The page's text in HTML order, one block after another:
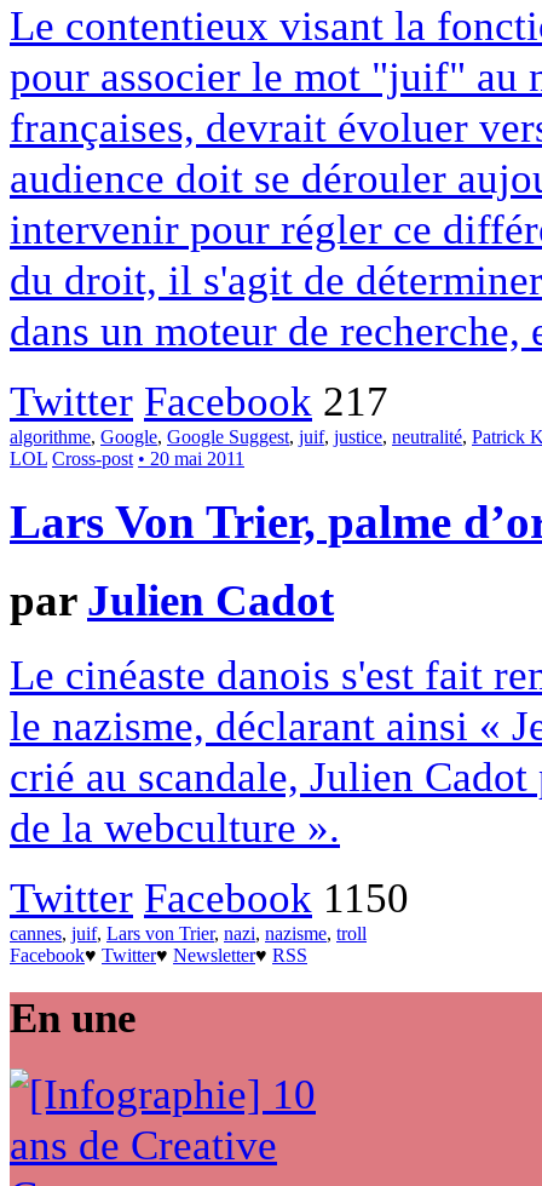
Le contentieux visant la
pour associer le mot "juif" au
françaises, devrait évoluer
audience doit se dérouler
intervenir pour régler ce
du droit, il s'agit de
dans un moteur de recherche,
Twitter Facebook 217
algorithme, Google, Google Suggest, juif, justice, neutralité, Patrick
LOL Cross-post • 20 mai 2011
Lars Von Trier, palme
par Julien Cadot
Le cinéaste danois s'est fait
le nazisme, déclarant ainsi «
crié au scandale, Julien
de la webculture ».
Twitter Facebook 1150
cannes, juif, Lars von Trier, nazi, nazisme, troll
Facebook♥ Twitter♥ Newsletter♥ RSS
En une